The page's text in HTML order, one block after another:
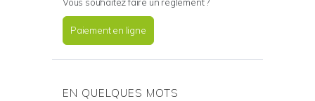
Paiement en ligne
EN QUELQUES MOTS